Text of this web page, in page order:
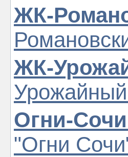
ЖК-
ЖК-
Огни-
"Огни